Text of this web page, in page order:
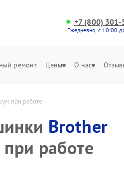
+7 (800)
Ежедневно, с 10:00
ремонт Цены О нас
при работе
Brother
работе